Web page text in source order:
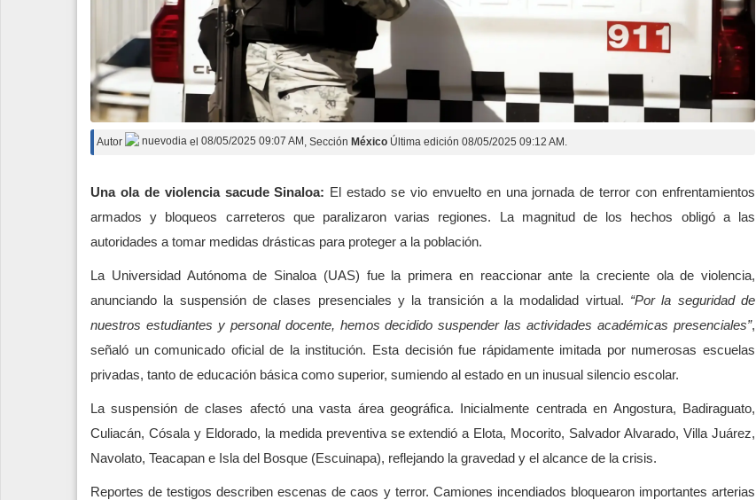
Autor nuevodia el 08/05/2025 09:07 AM , Sección México Última edición 08/05/2025 09:12 AM.
Una ola de violencia sacude Sinaloa: El estado se vio envuelto en una jornada de terror con enfrentamientos
armados y bloqueos carreteros que paralizaron varias regiones. La magnitud de los hechos obligó a las
autoridades a tomar medidas drásticas para proteger a la población.
La Universidad Autónoma de Sinaloa (UAS) fue la primera en reaccionar ante la creciente ola de violencia,
anunciando la suspensión de clases presenciales y la transición a la modalidad virtual. “Por la seguridad de
nuestros estudiantes y personal docente, hemos decidido suspender las actividades académicas presenciales”,
señaló un comunicado oficial de la institución. Esta decisión fue rápidamente imitada por numerosas escuelas
privadas, tanto de educación básica como superior, sumiendo al estado en un inusual silencio escolar.
La suspensión de clases afectó una vasta área geográfica. Inicialmente centrada en Angostura, Badiraguato,
Culiacán, Cósala y Eldorado, la medida preventiva se extendió a Elota, Mocorito, Salvador Alvarado, Villa Juárez,
Navolato, Teacapan e Isla del Bosque (Escuinapa), reflejando la gravedad y el alcance de la crisis.
Reportes de testigos describen escenas de caos y terror. Camiones incendiados bloquearon importantes arterias